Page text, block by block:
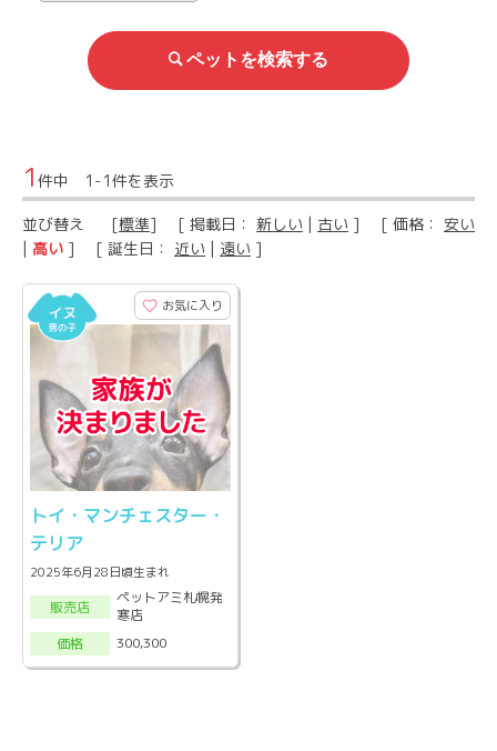
1 件中 1-1件を表示
並び替え [標準] [ 掲載日： 新しい | 古い ] [ 価格： 安い
| 高い ] [ 誕生日： 近い | 遠い ]
お気に入り
トイ・マンチェスター・
テリア
2025年6月28日頃生まれ
販売店
ペットアミ札幌発
寒店
価格
300,300